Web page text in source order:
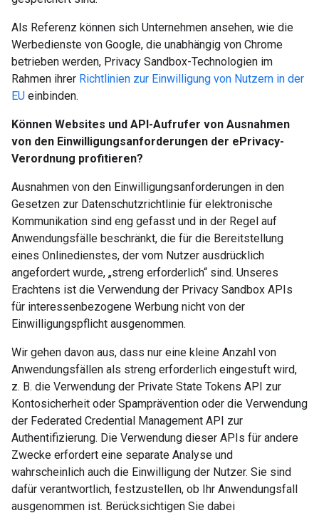
Als Referenz können sich Unternehmen ansehen, wie die
Werbedienste von Google, die unabhängig von Chrome
betrieben werden, Privacy Sandbox-Technologien im
Rahmen ihrer Richtlinien zur Einwilligung von Nutzern in der
EU einbinden.
Können Websites und API-Aufrufer von Ausnahmen
von den Einwilligungsanforderungen der ePrivacy-
Verordnung profitieren?
Ausnahmen von den Einwilligungsanforderungen in den
Gesetzen zur Datenschutzrichtlinie für elektronische
Kommunikation sind eng gefasst und in der Regel auf
Anwendungsfälle beschränkt, die für die Bereitstellung
eines Onlinedienstes, der vom Nutzer ausdrücklich
angefordert wurde, „streng erforderlich“ sind. Unseres
Erachtens ist die Verwendung der Privacy Sandbox APIs
für interessenbezogene Werbung nicht von der
Einwilligungspflicht ausgenommen.
Wir gehen davon aus, dass nur eine kleine Anzahl von
Anwendungsfällen als streng erforderlich eingestuft wird,
z. B. die Verwendung der Private State Tokens API zur
Kontosicherheit oder Spamprävention oder die Verwendung
der Federated Credential Management API zur
Authentifizierung. Die Verwendung dieser APIs für andere
Zwecke erfordert eine separate Analyse und
wahrscheinlich auch die Einwilligung der Nutzer. Sie sind
dafür verantwortlich, festzustellen, ob Ihr Anwendungsfall
ausgenommen ist. Berücksichtigen Sie dabei